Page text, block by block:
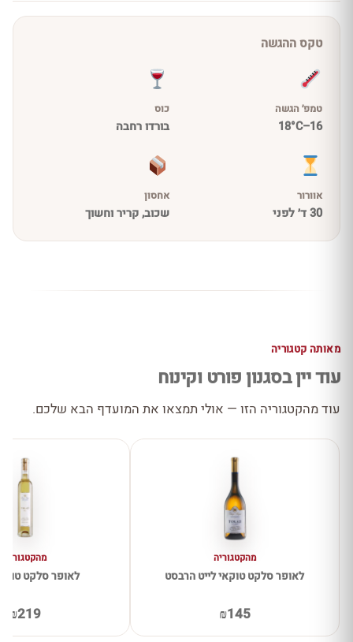
טקס ההגשה
טמפ׳ הגשה
16–18°C
כוס
בורדו רחבה
אוורור
30 ד׳ לפני
אחסון
שכוב, קריר וחשוך
מאותה קטגוריה
עוד יין בסגנון פורט וקינוח
עוד מהקטגוריה הזו — אולי תמצאו את המועדף הבא שלכם.
מהקטגוריה
לאופר סלקט טוקאי לייט הרבסט
₪145
מהקטגוריה
לאופר סלקט
₪219